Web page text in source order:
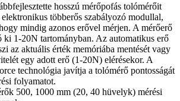
hosszú mérőpofás tolómérőit
többerős szabályozó modullal,
mindig azonos erővel mérjen. A mérőerő
ki 1-20N tartományban. Az automatikus erő
az aktuális érték memóriába mentését vagy
egy adott erő (1-20N) elérésekor. A
technológia javítja a tolómérő pontosságát
folyamatot.
500, 1000 mm (20, 40 hüvelyk) mérési